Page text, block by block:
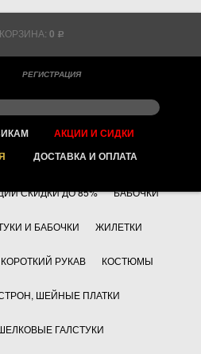
КОРЗИНА: 0 Р
РЕГИСТРАЦИЯ
АКЦИИ И СИДКИ
ДОСТАВКА И ОПЛАТА
Ваш город -
МУЖСКОЙ ОДЕЖДЫ
СКИДКИ ДО 85% БАБОЧКИ
И БАБОЧКИ ЖИЛЕТКИ
КОРОТКИЙ РУКАВ КОСТЮМЫ
ШЕЙНЫЕ ПЛАТКИ
ГАЛСТУКИ